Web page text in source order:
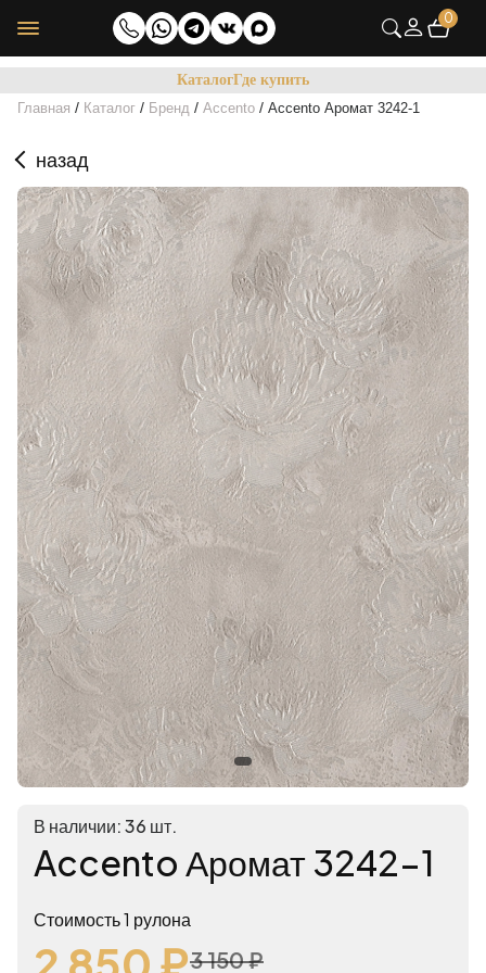
0
КаталогГде купить
Главная / Каталог / Бренд / Accento / Accento Аромат 3242-1
назад
В наличии: 36 шт.
Accento Аромат 3242-1
Стоимость 1 рулона
3 150 ₽